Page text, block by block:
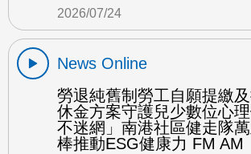
2026/07/24
News Online
勞退純舊制勞工自願提繳
休金方案守護兒少數位心
不迷網」南港社區健走隊
棒推動ESG健康力 FM AM